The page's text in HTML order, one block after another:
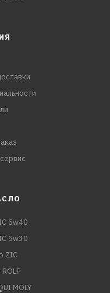
5w40
5w30
ZIC
MOLY